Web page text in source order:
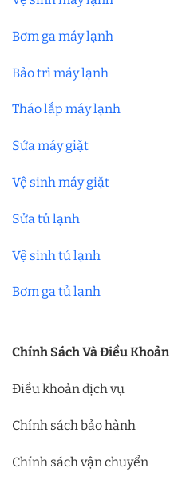
Bơm ga máy lạnh
Bảo trì máy lạnh
Tháo lắp máy lạnh
Sửa máy giặt
Vệ sinh máy giặt
Sửa tủ lạnh
Vệ sinh tủ lạnh
Bơm ga tủ lạnh
Chính Sách Và Điều Khoản
Điều khoản dịch vụ
Chính sách bảo hành
Chính sách vận chuyển